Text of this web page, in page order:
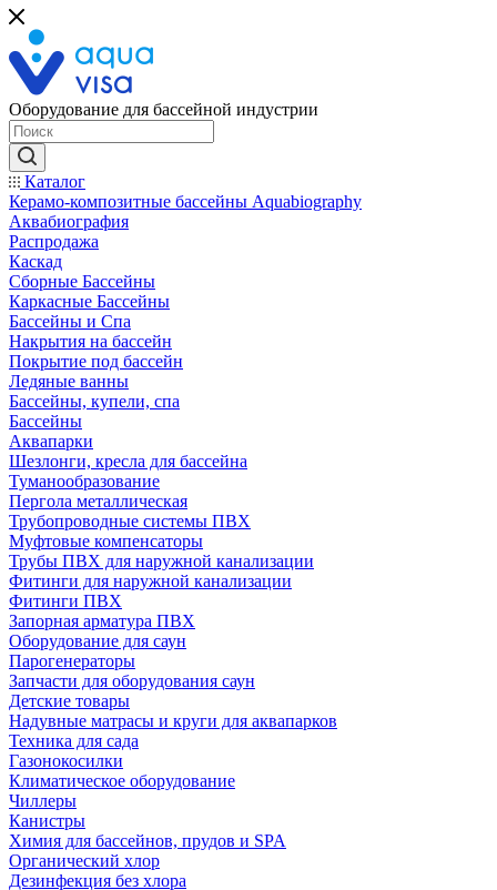
Оборудование для бассейной индустрии
Каталог
Керамо-композитные бассейны Aquabiography
Аквабиография
Распродажа
Каскад
Сборные Бассейны
Каркасные Бассейны
Бассейны и Спа
Накрытия на бассейн
Покрытие под бассейн
Ледяные ванны
Бассейны, купели, спа
Бассейны
Аквапарки
Шезлонги, кресла для бассейна
Туманообразование
Пергола металлическая
Трубопроводные системы ПВХ
Муфтовые компенсаторы
Трубы ПВХ для наружной канализации
Фитинги для наружной канализации
Фитинги ПВХ
Запорная арматура ПВХ
Оборудование для саун
Парогенераторы
Запчасти для оборудования саун
Детские товары
Надувные матрасы и круги для аквапарков
Техника для сада
Газонокосилки
Климатическое оборудование
Чиллеры
Канистры
Химия для бассейнов, прудов и SPA
Органический хлор
Дезинфекция без хлора